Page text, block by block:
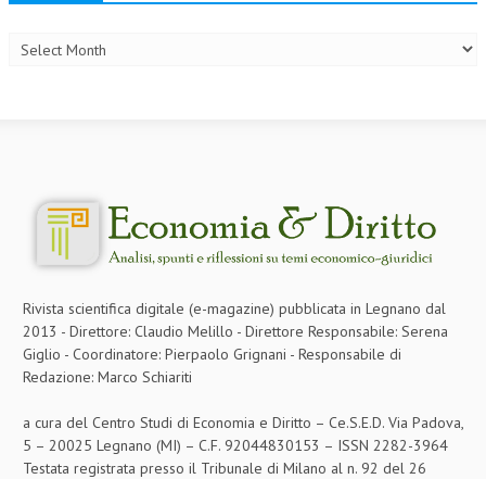
HUMAN RESOURCES
RISORSE UMANE
MARKETING
TREASURY IN FINANCIAL SERVICES
PERSONA E CITTÀ
Rivista scientifica digitale (e-magazine) pubblicata in Legnano dal
2013 - Direttore: Claudio Melillo - Direttore Responsabile: Serena
Giglio - Coordinatore: Pierpaolo Grignani - Responsabile di
Redazione: Marco Schiariti
a cura del Centro Studi di Economia e Diritto – Ce.S.E.D. Via Padova,
5 – 20025 Legnano (MI) – C.F. 92044830153 – ISSN 2282-3964
Testata registrata presso il Tribunale di Milano al n. 92 del 26